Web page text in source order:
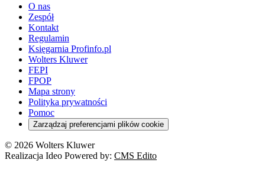
O nas
Zespół
Kontakt
Regulamin
Księgarnia Profinfo.pl
Wolters Kluwer
FEPI
FPOP
Mapa strony
Polityka prywatności
Pomoc
Zarządzaj preferencjami plików cookie
© 2026 Wolters Kluwer
Realizacja Ideo Powered by: CMS Edito